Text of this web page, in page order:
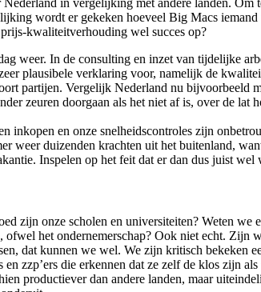
wordt er gekeken hoeveel Big Macs
kwaliteitverhouding wel succes op?
weer. In de consulting en inzet van tijdelijke
plausibele verklaring voor, namelijk de
partijen. Vergelijk Nederland nu bijvoorbeeld
zeuren doorgaan als het niet af is, over de lat
en onze snelheidscontroles zijn
duizenden krachten uit het buitenland,
Inspelen op het feit dat er dan dus juist
zijn onze scholen en universiteiten? Weten we
het ondernemerschap? Ook niet echt. Zijn
dat kunnen we wel. We zijn kritisch bekeken
zzp’ers die erkennen dat ze zelf de klos zijn
productiever dan andere landen, maar